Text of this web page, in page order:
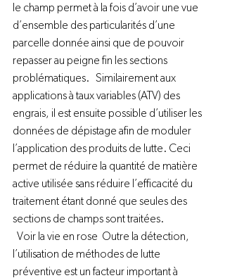
le champ permet à la fois d’avoir une vue
d’ensemble des particularités d’une
parcelle donnée ainsi que de pouvoir
repasser au peigne fin les sections
problématiques.   Similairement aux
applications à taux variables (ATV) des
engrais, il est ensuite possible d’utiliser les
données de dépistage afin de moduler
l’application des produits de lutte. Ceci
permet de réduire la quantité de matière
active utilisée sans réduire l’efficacité du
traitement étant donné que seules des
sections de champs sont traitées.
l’utilisation de méthodes de lutte
préventive est un facteur important à